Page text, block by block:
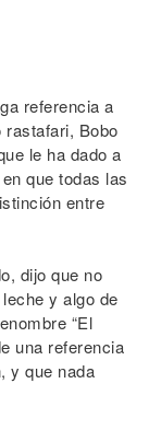
referencia a
Bobo
le ha dado a
que todas las
entre
dijo que no
y algo de
“El
una referencia
y que nada